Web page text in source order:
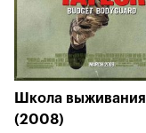
Школа выживания
(2008)